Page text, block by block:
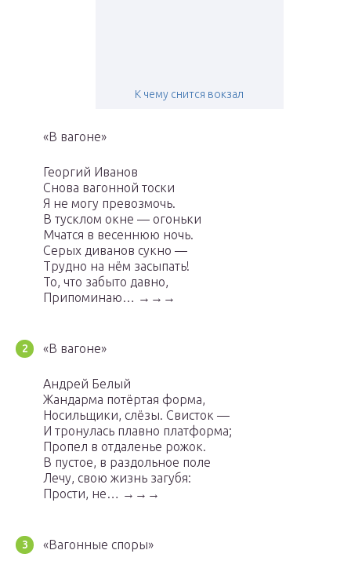
К чему снится вокзал
«В вагоне»
Георгий Иванов
Снова вагонной тоски
Я не могу превозмочь.
В тусклом окне — огоньки
Мчатся в весеннюю ночь.
Серых диванов сукно —
Трудно на нём засыпать!
То, что забыто давно,
Припоминаю… →→→
«В вагоне»
Андрей Белый
Жандарма потёртая форма,
Носильщики, слёзы. Свисток —
И тронулась плавно платформа;
Пропел в отдаленье рожок.
В пустое, в раздольное поле
Лечу, свою жизнь загубя:
Прости, не… →→→
«Вагонные споры»